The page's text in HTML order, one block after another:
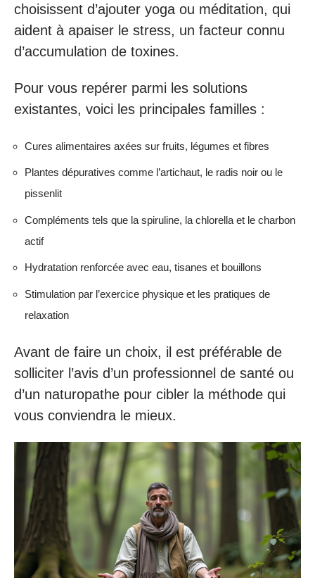
choisissent d’ajouter yoga ou méditation, qui
aident à apaiser le stress, un facteur connu
d’accumulation de toxines.
Pour vous repérer parmi les solutions
existantes, voici les principales familles :
Cures alimentaires axées sur fruits, légumes et fibres
Plantes dépuratives comme l’artichaut, le radis noir ou le
pissenlit
Compléments tels que la spiruline, la chlorella et le charbon
actif
Hydratation renforcée avec eau, tisanes et bouillons
Stimulation par l’exercice physique et les pratiques de
relaxation
Avant de faire un choix, il est préférable de
solliciter l’avis d’un professionnel de santé ou
d’un naturopathe pour cibler la méthode qui
vous conviendra le mieux.